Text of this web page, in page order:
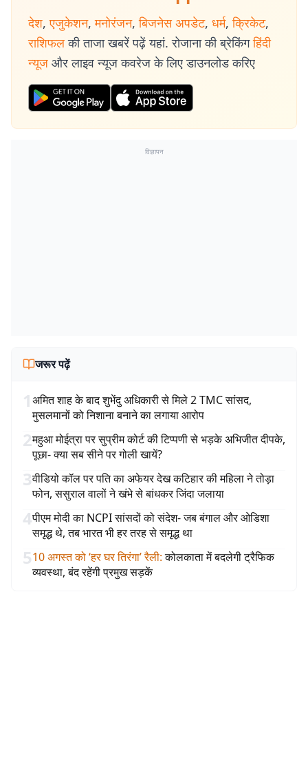
देश, एजुकेशन, मनोरंजन, बिजनेस अपडेट, धर्म, क्रिकेट,
राशिफल की ताजा खबरें पढ़ें यहां. रोजाना की ब्रेकिंग हिंदी
न्यूज और लाइव न्यूज कवरेज के लिए डाउनलोड करिए
विज्ञापन
जरूर पढ़ें
1अमित शाह के बाद शुभेंदु अधिकारी से मिले 2 TMC सांसद,
मुसलमानों को निशाना बनाने का लगाया आरोप
2महुआ मोईत्रा पर सुप्रीम कोर्ट की टिप्पणी से भड़के अभिजीत दीपके,
पूछा- क्या सब सीने पर गोली खायें?
3वीडियो कॉल पर पति का अफेयर देख कटिहार की महिला ने तोड़ा
फोन, ससुराल वालों ने खंभे से बांधकर जिंदा जलाया
4पीएम मोदी का NCPI सांसदों को संदेश- जब बंगाल और ओडिशा
समृद्ध थे, तब भारत भी हर तरह से समृद्ध था
510 अगस्त को ‘हर घर तिरंगा’ रैली: कोलकाता में बदलेगी ट्रैफिक
व्यवस्था, बंद रहेंगी प्रमुख सड़कें